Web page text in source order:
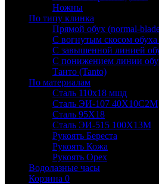
Ножны
По типу клинка
Прямой обух (normal-
С вогнутым скосом
С завышенной линией
С понижением линии
Танто (Tanto)
По материалам
Сталь 110х18 мшд
Сталь ЭИ-107 40Х10С2М
Сталь 95Х18
Сталь ЭИ-515 100Х13М
Рукоять Береста
Рукоять Кожа
Рукоять Орех
Водолазные часы
Корзина 0